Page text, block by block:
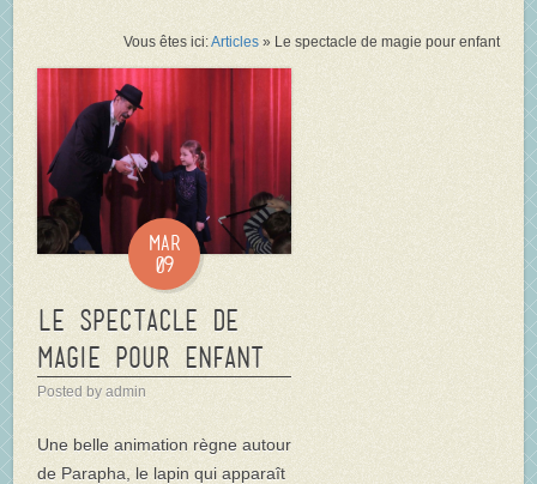
Vous êtes ici:Articles» Le spectacle de magie pour enfant
Mar
09
Le spectacle de
magie pour enfant
Posted by admin
Une belle animation règne autour
de Parapha, le lapin qui apparaît